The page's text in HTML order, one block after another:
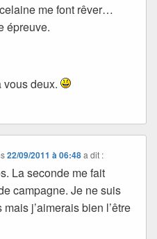
me font rêver…
épreuve.
deux.
22/09/2011 à 06:48 a dit :
La seconde me fait
campagne. Je ne suis
j’aimerais bien l’être